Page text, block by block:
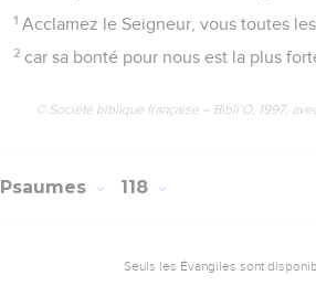
1 Acclamez le Seigneur, vous toutes
2 car sa bonté pour nous est la plus
© Société biblique française – Bibli’O, 1997,
Psaumes 118
Seuls les Évangiles sont